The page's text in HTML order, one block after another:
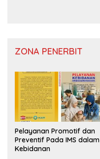
ZONA PENERBIT
Pelayanan Promotif dan
Preventif Pada IMS dalam
Kebidanan